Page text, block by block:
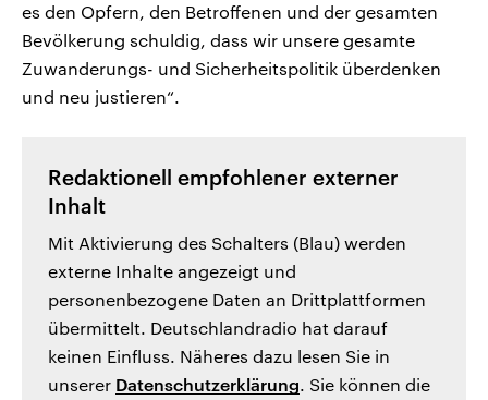
es den Opfern, den Betroffenen und der gesamten
Bevölkerung schuldig, dass wir unsere gesamte
Zuwanderungs- und Sicherheitspolitik überdenken
und neu justieren“.
Redaktionell empfohlener externer
Inhalt
Mit Aktivierung des Schalters (Blau) werden
externe Inhalte angezeigt und
personenbezogene Daten an Drittplattformen
übermittelt. Deutschlandradio hat darauf
keinen Einfluss. Näheres dazu lesen Sie in
unserer Datenschutzerklärung. Sie können die